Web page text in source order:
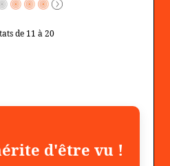
de 11 à 20
d'être vu !